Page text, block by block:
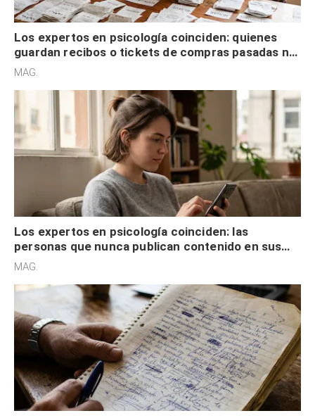
Los expertos en psicología coinciden: quienes
guardan recibos o tickets de compras pasadas no
son acumuladores, sino que tienen necesidad de
MAG.
Los expertos en psicología coinciden: las
personas que nunca publican contenido en sus
redes sociales no pretenden buscar validación
MAG.